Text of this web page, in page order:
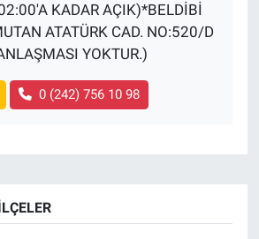
KADAR AÇIK)*BELDİBİ
ATATÜRK CAD. NO:520/D
YOKTUR.)
0 (242) 756 10 98